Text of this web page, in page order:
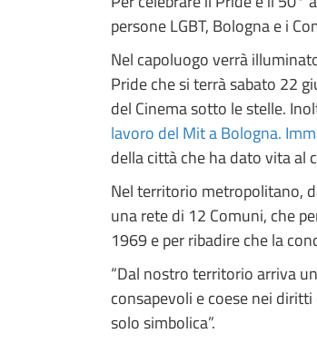
persone LGBT, Bologna e i
Nel capoluogo verrà
Pride che si terrà sabato 22
del Cinema sotto le stelle.
lavoro del Mit a Bologna.
della città che ha dato vita al
Nel territorio metropolitano,
una rete di 12 Comuni, che
1969 e per ribadire che la
“Dal nostro territorio arriva
consapevoli e coese nei
solo simbolica”.